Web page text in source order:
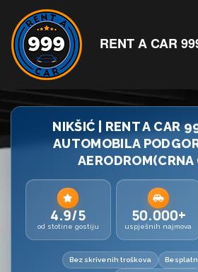
RENT A CAR
NIKŠIĆ | RENT A CAR
AUTOMOBILA
AERODROM(CRNA
4.9/5
od stotine gostiju
50.000+
uspješnih najmova
Bez skrivenih troškova